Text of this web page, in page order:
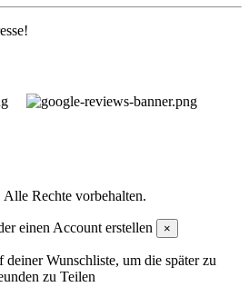
Rechte vorbehalten.
einen Account erstellen ×
deiner Wunschliste, um die später zu
zu Teilen